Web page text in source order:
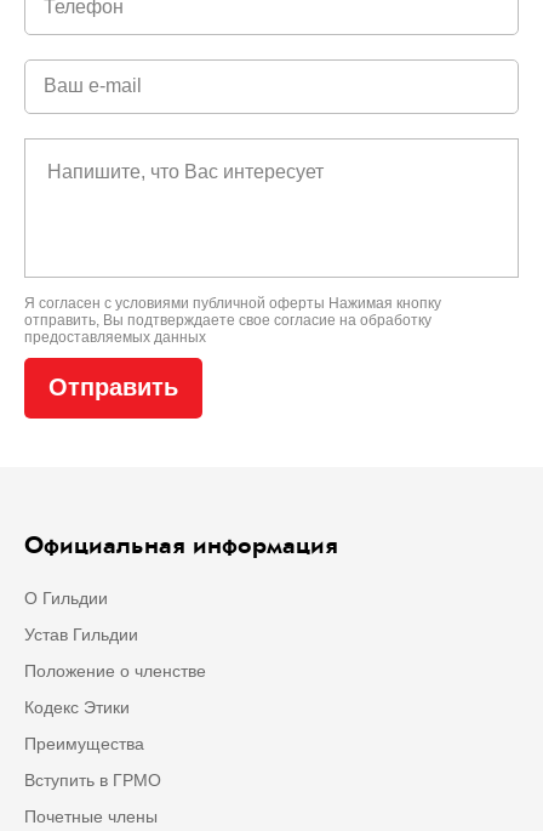
Я согласен с условиями публичной оферты Нажимая кнопку
отправить, Вы подтверждаете свое согласие на обработку
предоставляемых данных
Официальная информация
О Гильдии
Устав Гильдии
Положение о членстве
Кодекс Этики
Преимущества
Вступить в ГРМО
Почетные члены